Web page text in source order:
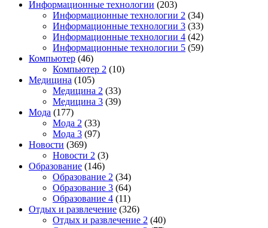
Информационные технологии (203)
Информационные технологии 2 (34)
Информационные технологии 3 (33)
Информационные технологии 4 (42)
Информационные технологии 5 (59)
Компьютер (46)
Компьютер 2 (10)
Медицина (105)
Медицина 2 (33)
Медицина 3 (39)
Мода (177)
Мода 2 (33)
Мода 3 (97)
Новости (369)
Новости 2 (3)
Образование (146)
Образование 2 (34)
Образование 3 (64)
Образование 4 (11)
Отдых и развлечение (326)
Отдых и развлечение 2 (40)